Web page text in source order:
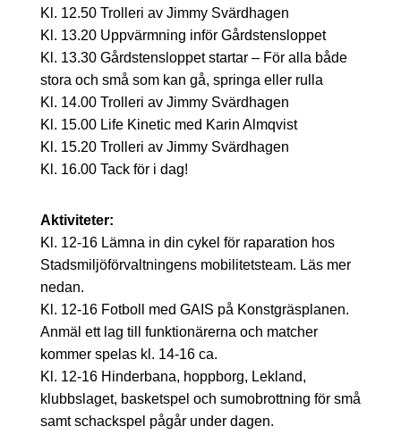
Kl. 12.50 Trolleri av Jimmy Svärdhagen
Kl. 13.20 Uppvärmning inför Gårdstensloppet
Kl. 13.30 Gårdstensloppet startar – För alla både
stora och små som kan gå, springa eller rulla
Kl. 14.00 Trolleri av Jimmy Svärdhagen
Kl. 15.00 Life Kinetic med Karin Almqvist
Kl. 15.20 Trolleri av Jimmy Svärdhagen
Kl. 16.00 Tack för i dag!
Aktiviteter:
Kl. 12-16 Lämna in din cykel för raparation hos
Stadsmiljöförvaltningens mobilitetsteam. Läs mer
nedan.
Kl. 12-16 Fotboll med GAIS på Konstgräsplanen.
Anmäl ett lag till funktionärerna och matcher
kommer spelas kl. 14-16 ca.
Kl. 12-16 Hinderbana, hoppborg, Lekland,
klubbslaget, basketspel och sumobrottning för små
samt schackspel pågår under dagen.